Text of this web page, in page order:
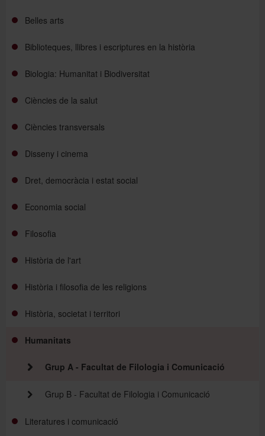
Belles arts
Biblioteques, llibres i escriptures en la història
Biologia: Humanitat i Biodiversitat
Ciències de la salut
Ciències transversals
Disseny i cinema
Dret, democràcia i estat social
Economia social
Filosofia
Història de l'art
Història i filosofia de les religions
Història, societat i territori
Humanitats
Grup A - Facultat de Filologia i Comunicació
Grup B - Facultat de Filologia i Comunicació
Literatures i comunicació